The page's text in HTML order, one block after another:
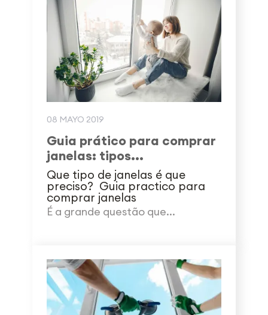
08 MAYO 2019
Guia prático para comprar
janelas: tipos...
Que tipo de janelas é que
preciso? Guia practico para
comprar janelas
É a grande questão que...